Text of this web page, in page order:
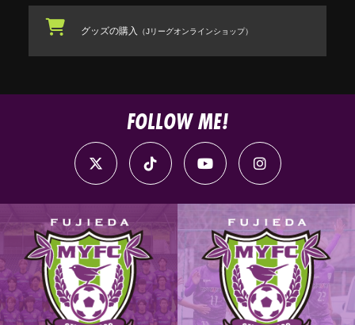
グッズの購入 （Jリーグオンラインショップ）
FOLLOW ME!